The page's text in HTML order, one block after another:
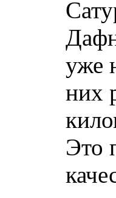
уже
них
Это